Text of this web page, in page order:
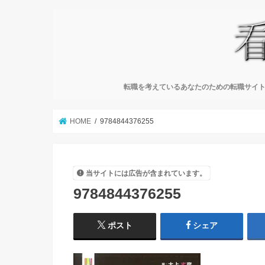
転職を考えているあなたのための転職サイ
HOME 9784844376255
当サイトには広告が含まれています。
9784844376255
ポスト シェア